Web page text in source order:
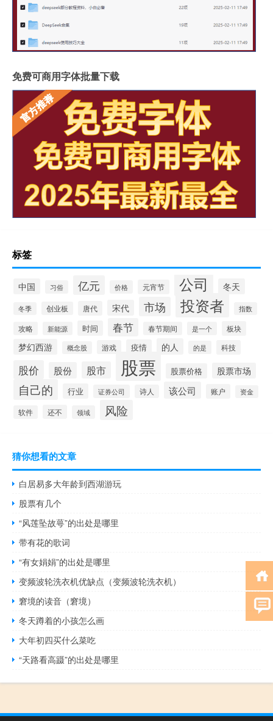
免费可商用字体批量下载
标签
中国 习俗 亿元 价格 元宵节 公司 冬天
冬季 创业板 唐代 宋代 市场 投资者 指数
攻略 新能源 时间 春节 春节期间 是一个 板块
梦幻西游 概念股 游戏 疫情 的人 的是 科技
股价 股份 股市 股票 股票价格 股票市场
自己的 行业 证券公司 诗人 该公司 账户 资金
软件 还不 领域 风险
猜你想看的文章
白居易多大年龄到西湖游玩
股票有几个
“风莲坠故萼”的出处是哪里
带有花的歌词
“有女娟娟”的出处是哪里
变频波轮洗衣机优缺点（变频波轮洗衣机）
窘境的读音（窘境）
冬天蹲着的小孩怎么画
大年初四买什么菜吃
“天路看高蹑”的出处是哪里